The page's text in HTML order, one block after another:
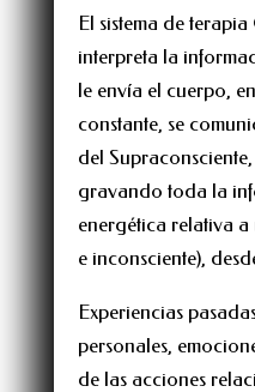
El sistema de
interpreta la
le envía el cuerpo,
constante, se
del
gravando toda la
energética relativa
e inconsciente),
Experiencias
personales,
de las acciones